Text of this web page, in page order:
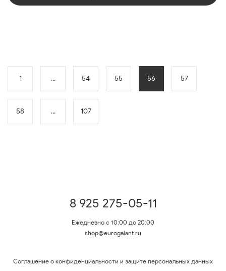
1 ... 54 55 56 57
58 ... 107
8 925 275-05-11
Ежедневно с 10:00 до 20:00
shop@eurogalant.ru
Соглашение о конфиденциальности и защите персональных данных